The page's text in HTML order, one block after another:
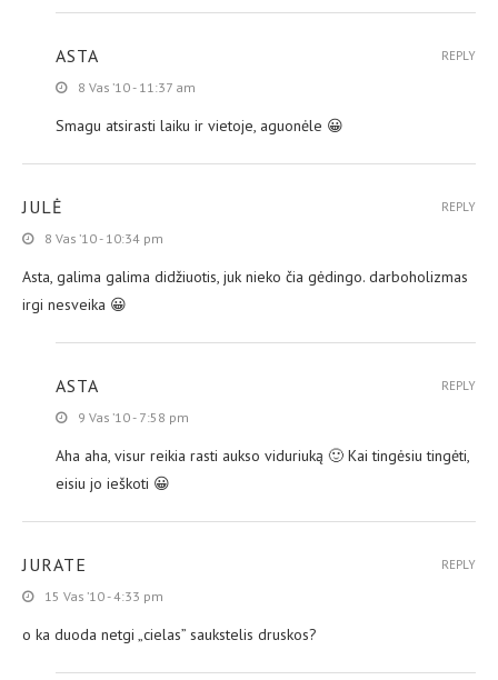
ASTA
8 Vas ’10 - 11:37 am
Smagu atsirasti laiku ir vietoje, aguonėle 😀
REPLY
JULĖ
8 Vas ’10 - 10:34 pm
Asta, galima galima didžiuotis, juk nieko čia gėdingo. darboholizmas
irgi nesveika 😀
REPLY
ASTA
9 Vas ’10 - 7:58 pm
Aha aha, visur reikia rasti aukso viduriuką 🙂 Kai tingėsiu tingėti,
eisiu jo ieškoti 😀
REPLY
JURATE
15 Vas ’10 - 4:33 pm
o ka duoda netgi „cielas” saukstelis druskos?
REPLY